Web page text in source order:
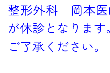
ペイ
整形外科 岡本医
が休診となります。
ご了承ください。